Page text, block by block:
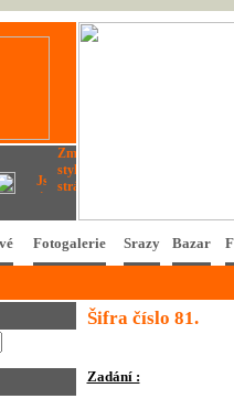
Fotogalerie Srazy Bazar
Šifra číslo 81.
Zadání :